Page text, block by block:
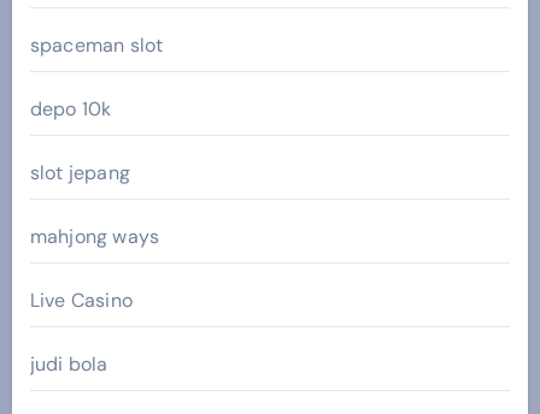
spaceman slot
depo 10k
slot jepang
mahjong ways
Live Casino
judi bola